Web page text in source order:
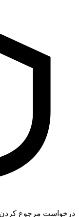
درخواست مرجوع کردن